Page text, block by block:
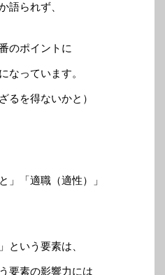
語られず、
のポイントに
なっています。
るを得ないかと）
」「適職（適性）」
という要素は、
要素の影響力には